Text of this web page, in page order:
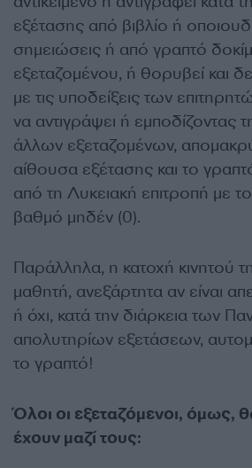
εξέτασης από βιβλίο ή
σημειώσεις ή από γραπτό
εξεταζομένου, ή θορυβεί και
με τις υποδείξεις των
να αντιγράψει ή εμποδίζοντας
άλλων εξεταζομένων,
αίθουσα εξέτασης και το
από τη Λυκειακή επιτροπή με
βαθμό μηδέν (0).
Παράλληλα, η κατοχή κινητού
μαθητή, ανεξάρτητα αν είναι
ή όχι, κατά την διάρκεια των
απολυτηρίων εξετάσεων,
το γραπτό!
Όλοι οι εξεταζόμενοι, όμως,
έχουν μαζί τους: